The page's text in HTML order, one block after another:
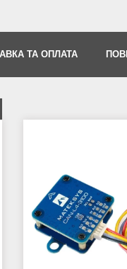
ТА ОПЛАТА